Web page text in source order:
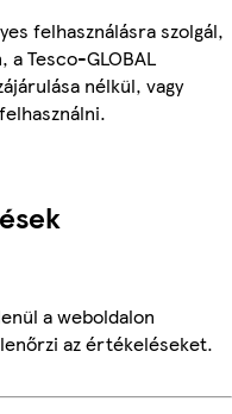
felhasználásra szolgál,
Tesco-GLOBAL
nélkül, vagy
a weboldalon
az értékeléseket.